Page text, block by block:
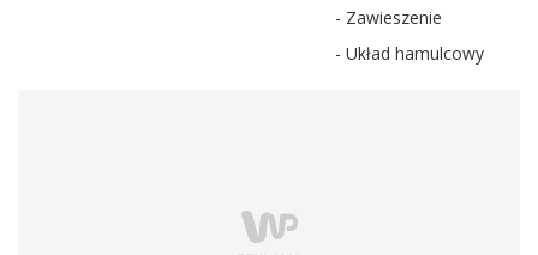
- Zawieszenie
- Układ hamulcowy